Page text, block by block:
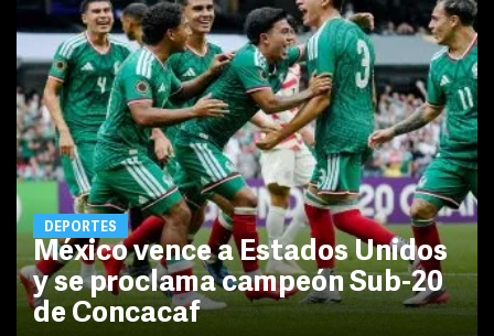
DEPORTES
México vence a Estados Unidos
y se proclama campeón Sub-20
de Concacaf